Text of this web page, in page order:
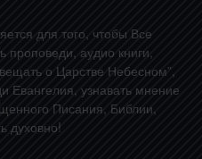
для того, чтобы Все
аудио книги,
о Царстве Небесном”,
Евангелия, узнавать мнение
Писания, Библии,
духовно!